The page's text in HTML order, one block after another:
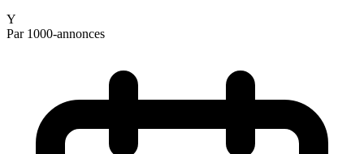
Y
Par 1000-annonces